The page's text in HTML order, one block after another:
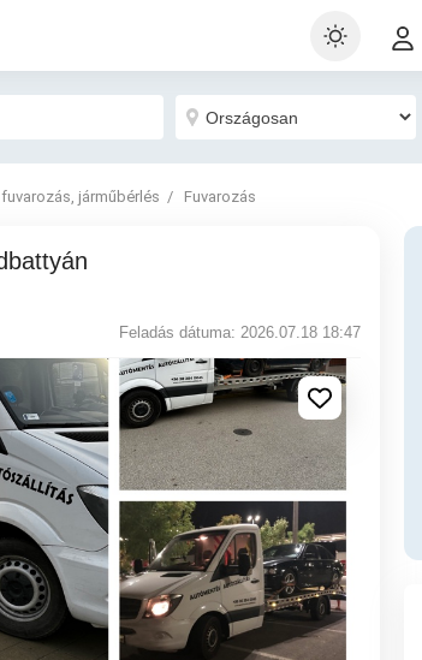
járműbérlés Fuvarozás
Feladás dátuma: 2026.07.18 18:47